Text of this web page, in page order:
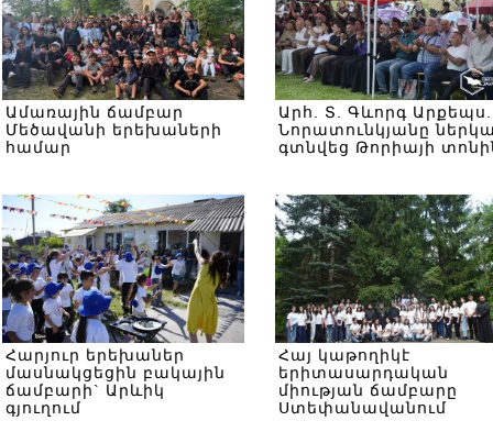
Ամառային ճամբար
Մեծավանի երեխաների
համար
Արհ. Տ. Գևորգ Արքեպս.
Նորատունկյանը
գտնվեց Թորիայի
Հարյուր երեխաներ
մասնակցեցին բակային
ճամբարի` Արևիկ
գյուղում
Հայ կաթողիկէ
երիտասարդական
միության ճամբարը
Ստեփանավանում